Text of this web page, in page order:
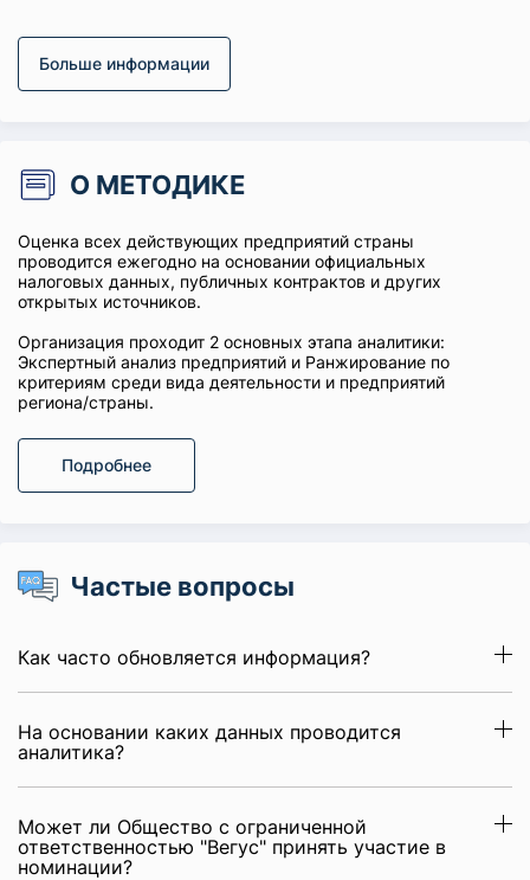
Больше информации
О МЕТОДИКЕ
Оценка всех действующих предприятий страны
проводится ежегодно на основании официальных
налоговых данных, публичных контрактов и других
открытых источников.
Организация проходит 2 основных этапа аналитики:
Экспертный анализ предприятий и Ранжирование по
критериям среди вида деятельности и предприятий
региона/страны.
Подробнее
Частые вопросы
Как часто обновляется информация?
На основании каких данных проводится
аналитика?
Может ли Общество с ограниченной
ответственностью "Вегус" принять участие в
номинации?